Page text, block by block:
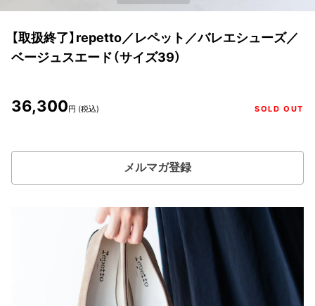
【取扱終了】repetto／レペット／バレエシューズ／
ベージュスエード（サイズ39）
36,300円 (税込) SOLD OUT
メルマガ登録